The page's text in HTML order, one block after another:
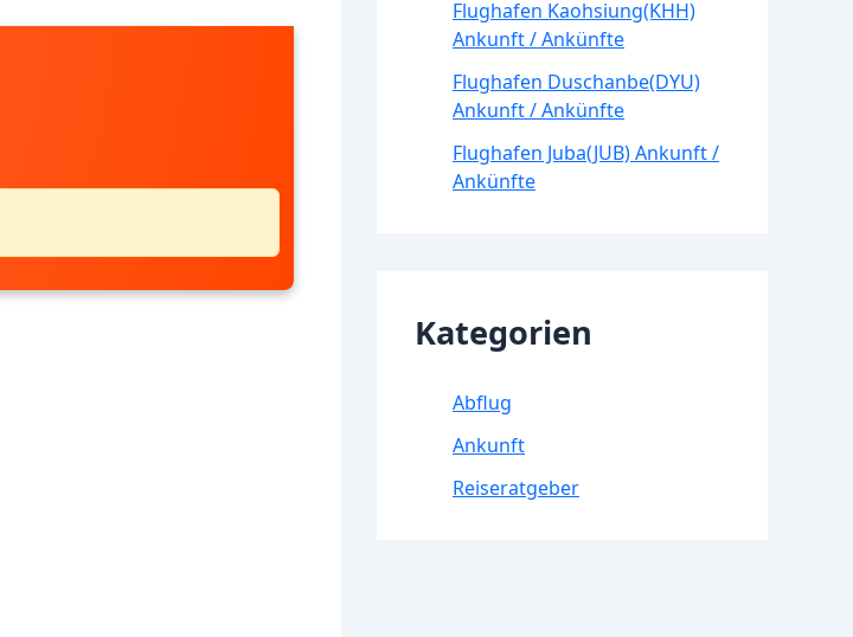
Flughafen Kaohsiung(KHH)
Ankunft / Ankünfte
Flughafen Duschanbe(DYU)
Ankunft / Ankünfte
Flughafen Juba(JUB) Ankunft /
Ankünfte
Kategorien
Abflug
Ankunft
Reiseratgeber